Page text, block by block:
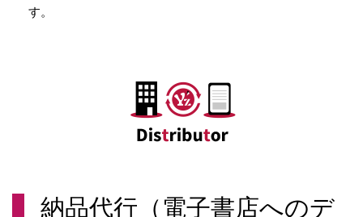
す。
納品代行（電子書店へのデ